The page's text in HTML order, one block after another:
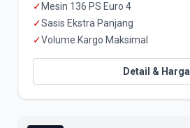
✓ Mesin 136 PS Euro 4
✓Sasis Ekstra Panjang
✓Volume Kargo Maksimal
Detail & Harga